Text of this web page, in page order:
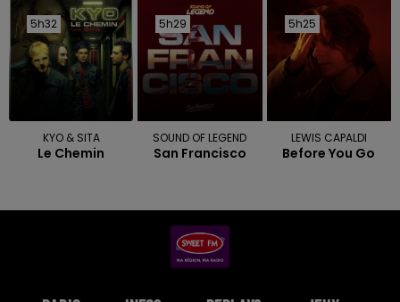
5h32
5h32
KYO & SITA
Le Chemin
5h29
5h29
SOUND OF LEGEND
San Francisco
5h25
5h25
LEWIS CAPALDI
Before You Go